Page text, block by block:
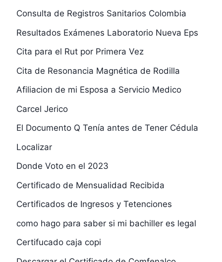
Consulta de Registros Sanitarios Colombia
Resultados Exámenes Laboratorio Nueva Eps
Cita para el Rut por Primera Vez
Cita de Resonancia Magnética de Rodilla
Afiliacion de mi Esposa a Servicio Medico
Carcel Jerico
El Documento Q Tenía antes de Tener Cédula
Localizar
Donde Voto en el 2023
Certificado de Mensualidad Recibida
Certificados de Ingresos y Tetenciones
como hago para saber si mi bachiller es legal
Certifucado caja copi